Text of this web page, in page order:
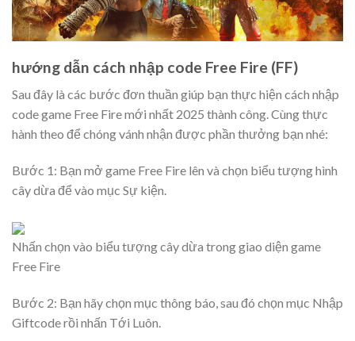
hướng dẫn cách nhập code Free Fire (FF)
Sau đây là các bước đơn thuần giúp bạn thực hiện cách nhập
code game Free Fire mới nhất 2025 thành công. Cùng thực
hành theo để chóng vánh nhận được phần thưởng bạn nhé:
Bước 1: Bạn mở game Free Fire lên và chọn biểu tượng hình
cây dừa để vào mục Sự kiện.
Nhấn chọn vào biểu tượng cây dừa trong giao diện game
Free Fire
Bước 2: Bạn hãy chọn mục thông báo, sau đó chọn mục Nhập
Giftcode rồi nhấn Tới Luôn.